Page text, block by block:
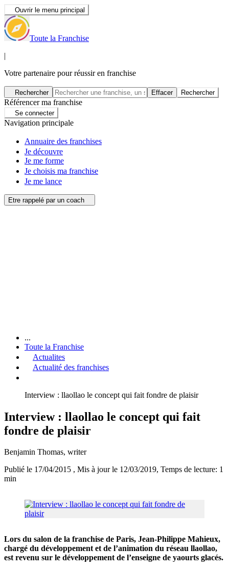
Ouvrir le menu principal
Toute la Franchise
|
Votre partenaire pour réussir en franchise
Rechercher Effacer Rechercher
Référencer ma franchise
Se connecter
Navigation principale
Annuaire des franchises
Je découvre
Je me forme
Je choisis ma franchise
Je me lance
Etre rappelé par un coach
...
Toute la Franchise
Actualites
Actualité des franchises
Interview : llaollao le concept qui fait fondre de plaisir
Interview : llaollao le concept qui fait
fondre de plaisir
Benjamin Thomas, writer
Publié le 17/04/2015 , Mis à jour le 12/03/2019, Temps de lecture: 1
min
Lors du salon de la franchise de Paris, Jean-Philippe Mahieux,
chargé du développement et de l’animation du réseau llaollao,
est revenu sur le développement de l’enseigne de yaourts glacés.